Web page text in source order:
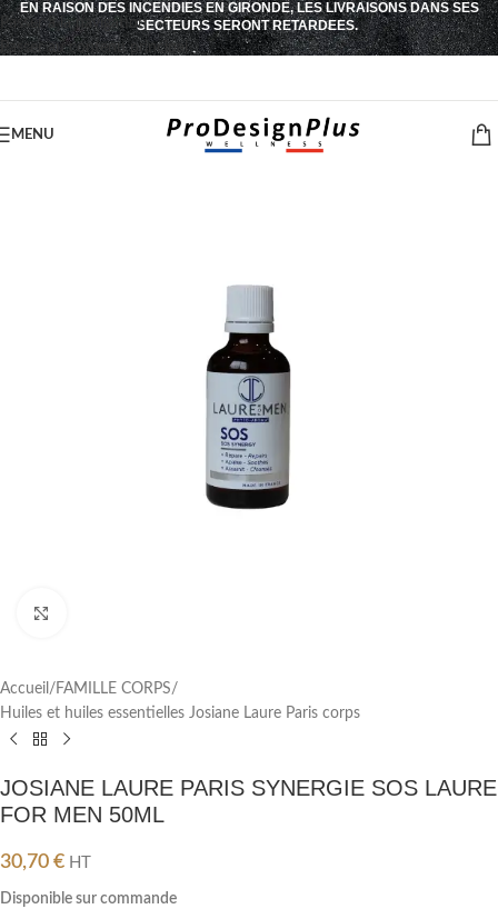
Passer à la navigation
Passer au contenu principal
EN RAISON DES INCENDIES EN GIRONDE, LES LIVRAISONS DANS SES
SECTEURS SERONT RETARDEES.
MENU
Accueil / FAMILLE CORPS/
Huiles et huiles essentielles Josiane Laure Paris corps
JOSIANE LAURE PARIS SYNERGIE SOS LAURE
FOR MEN 50ML
30,70 € HT
Disponible sur commande